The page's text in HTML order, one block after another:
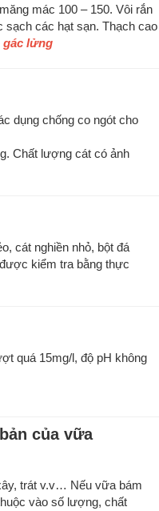
mác 100 – 150. Vôi rắn
sạch các hạt sạn. Thạch cao
gác lửng
dụng chống co ngót cho
Chất lượng cát có ảnh
cát nghiền nhỏ, bột đá
kiểm tra bằng thực
quá 15mg/l, độ pH không
của vữa
trát v.v… Nếu vữa bám
vào số lượng, chất